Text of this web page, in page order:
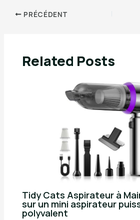
PRÉCÉDENT
Related Posts
Tidy Cats Aspirateur à
sur un mini aspirateur
polyvalent